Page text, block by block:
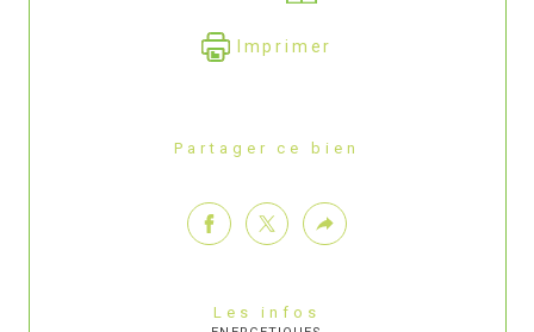
Imprimer
Partager ce bien
Les infos